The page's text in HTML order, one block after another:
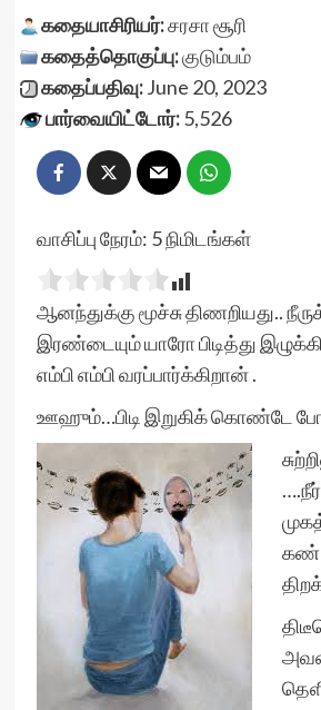
கதையாசிரியர்:சரசா சூரி
கதைத்தொகுப்பு:குடும்பம்
கதைப்பதிவு:June 20, 2023
பார்வையிட்டோர்:5,526
வாசிப்பு நேரம்: 5நிமிடங்கள்
ஆனந்துக்கு மூச்சு திணறியது..
இரண்டையும் யாரோ பிடித்து
எம்பி எம்பி வரப்பார்க்கிறான் .
ஊஹும்…பிடி இறுகிக் கொண்டே
கண்